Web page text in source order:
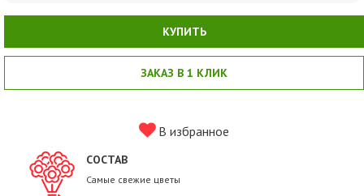
КУПИТЬ
ЗАКАЗ В 1 КЛИК
В избранное
СОСТАВ
Самые свежие цветы